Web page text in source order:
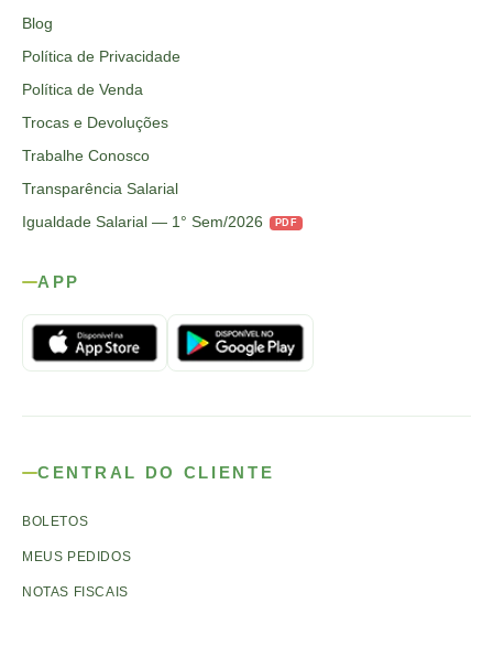
Blog
Política de Privacidade
Política de Venda
Trocas e Devoluções
Trabalhe Conosco
Transparência Salarial
Igualdade Salarial — 1° Sem/2026
PDF
APP
CENTRAL DO CLIENTE
BOLETOS
MEUS PEDIDOS
NOTAS FISCAIS